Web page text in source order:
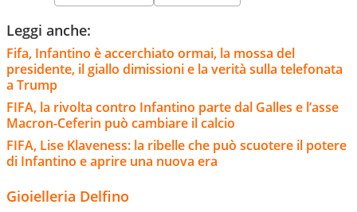
Leggi anche:
Fifa, Infantino è accerchiato ormai, la mossa del
presidente, il giallo dimissioni e la verità sulla telefonata
a Trump
FIFA, la rivolta contro Infantino parte dal Galles e l’asse
Macron-Ceferin può cambiare il calcio
FIFA, Lise Klaveness: la ribelle che può scuotere il potere
di Infantino e aprire una nuova era
Gioielleria Delfino